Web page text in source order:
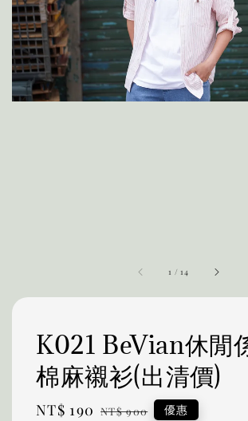
1 /14
K021 BeVian休閒
棉麻襯衫(出清價)
Sale
NT$ 190 Regular
NT$ 900 優惠